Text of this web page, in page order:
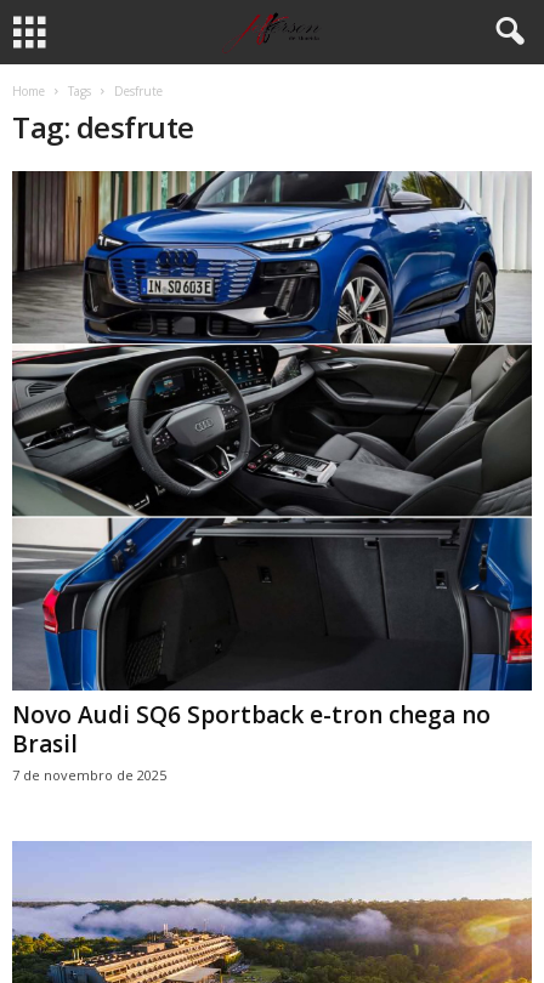
Home Tags Desfrute
Tag: desfrute
Novo Audi SQ6 Sportback e-tron chega no
Brasil
7 de novembro de 2025